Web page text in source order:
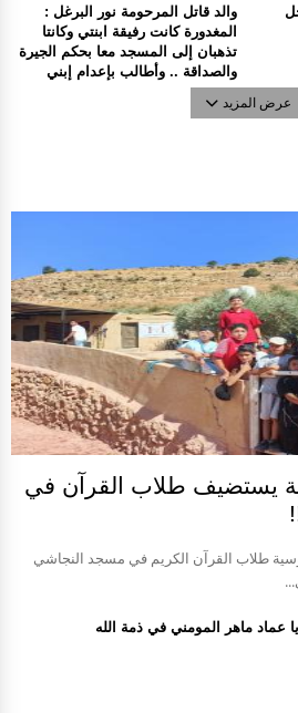
والد قاتل المرحومة نور البرغل :
المغدورة كانت رفيقة ابنتي وكانتا
تذهبان إلى المسجد معا بحكم الجيرة
والصداقة .. وأطالب بإعدام إبني
عرض المزيد
يستضيف طلاب القرآن في
طلاب القرآن الكريم في مسجد النجاشي
عماد ماهر المومني في ذمة الله